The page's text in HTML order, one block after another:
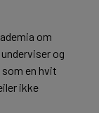
om
og
en hvit
ikke